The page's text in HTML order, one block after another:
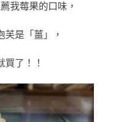
我莓果的口味，
芙是「薑」，
買了！！